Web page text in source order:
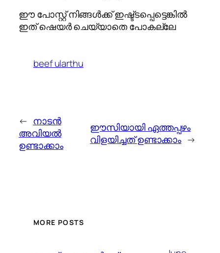
ഈ പോസ്റ്റ്‌ നിങ്ങള്‍ക്ക് ഇഷ്ട്ടപ്പെട്ടെങ്കില്‍
ഇത് ഷെയര്‍ ചെയ്യാതെ പോകല്ലേ
beef ularthu
← നാടന്‍
അവിയല്‍
ഉണ്ടാക്കാം
ഈസിയായി ഏത്തപ്പഴം
വിളയിച്ചത് ഉണ്ടാക്കാം →
MORE POSTS